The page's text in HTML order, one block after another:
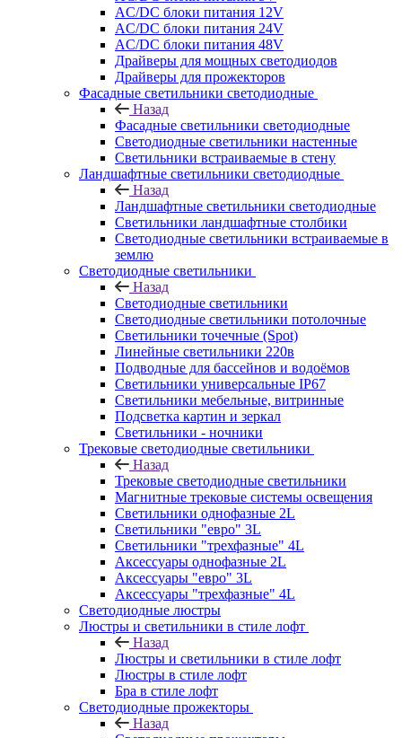
AC/DC блоки питания 12V
AC/DC блоки питания 24V
AC/DC блоки питания 48V
Драйверы для мощных светодиодов
Драйверы для прожекторов
Фасадные светильники светодиодные
Назад
Фасадные светильники светодиодные
Светодиодные светильники настенные
Светильники встраиваемые в стену
Ландшафтные светильники светодиодные
Назад
Ландшафтные светильники светодиодные
Светильники ландшафтные столбики
Светодиодные светильники встраиваемые в
землю
Светодиодные светильники
Назад
Светодиодные светильники
Светодиодные светильники потолочные
Светильники точечные (Spot)
Линейные светильники 220в
Подводные для бассейнов и водоёмов
Светильники универсальные IP67
Светильники мебельные, витринные
Подсветка картин и зеркал
Светильники - ночники
Трековые светодиодные светильники
Назад
Трековые светодиодные светильники
Магнитные трековые системы освещения
Светильники однофазные 2L
Светильники "евро" 3L
Светильники "трехфазные" 4L
Аксессуары однофазные 2L
Аксессуары "евро" 3L
Аксессуары "трехфазные" 4L
Светодиодные люстры
Люстры и светильники в стиле лофт
Назад
Люстры и светильники в стиле лофт
Люстры в стиле лофт
Бра в стиле лофт
Светодиодные прожекторы
Назад